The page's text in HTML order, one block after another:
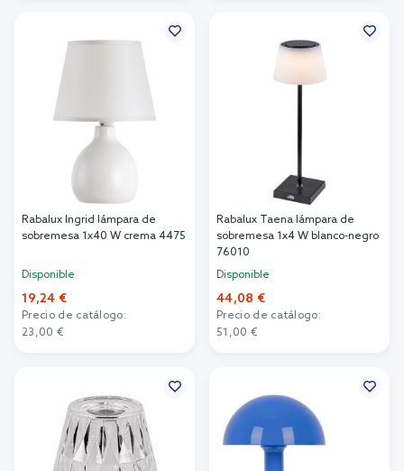
Rabalux Ingrid lámpara de
sobremesa 1x40 W crema 4475
Disponible
19,24 €
Precio de catálogo:
23,00 €
Rabalux Taena lámpara de
sobremesa 1x4 W blanco-negro
76010
Disponible
44,08 €
Precio de catálogo:
51,00 €